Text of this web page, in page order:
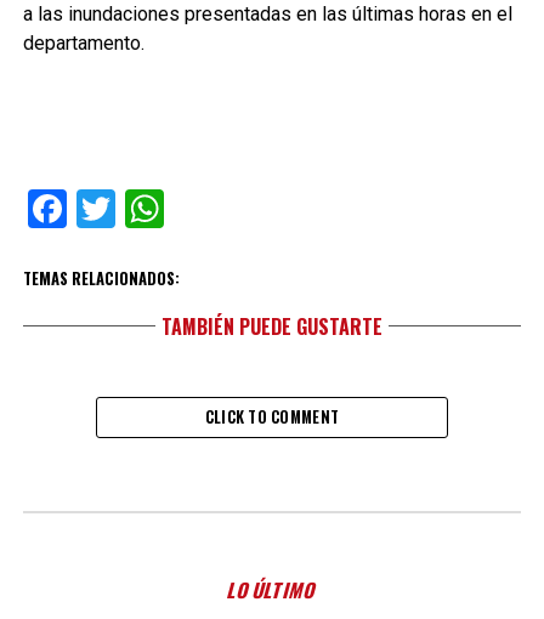
a las inundaciones presentadas en las últimas horas en el
departamento.
Facebook
TwitterWhatsApp
TEMAS RELACIONADOS:
TAMBIÉN PUEDE GUSTARTE
CLICK TO COMMENT
LO ÚLTIMO